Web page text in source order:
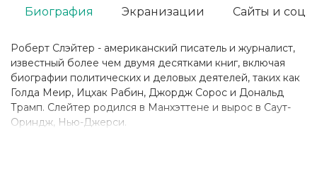
Роберт Слэйтер - американский писатель и журналист,
известный более чем двумя десятками книг, включая
биографии политических и деловых деятелей, таких как
Голда Меир, Ицхак Рабин, Джордж Сорос и Дональд
Трамп. Слейтер родился в Манхэттене и вырос в Саут-
Ориндж, Нью-Джерси.
Биография Экранизации Сайты и соц.